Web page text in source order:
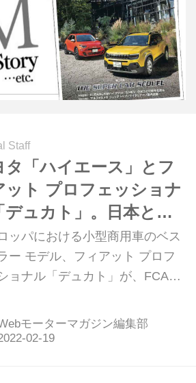
Staff
タ「ハイエース」とフ
ット プロフェッショナ
デュカト」。日本とヨ
ッパを代表する、キャ
ングカーのベース車を
てみる
ッパにおける小型商用車のベス
ー モデル、フィアット プロフ
ョナル「デュカト」が、FCAジ
。メインターゲットはキャンピ
ー市場ということなので、日本
モーターマガジン編集部